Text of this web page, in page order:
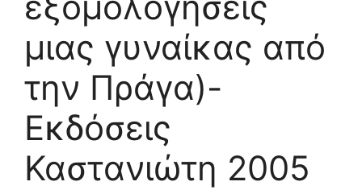
μιας γυναίκας από
την Πράγα)-
Εκδόσεις
Καστανιώτη 2005